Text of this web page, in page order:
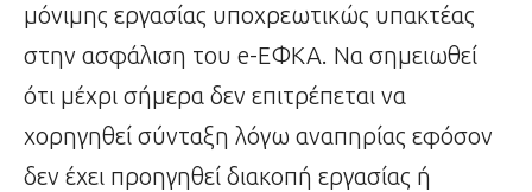
μόνιμης εργασίας υποχρεωτικώς υπακτέας
στην ασφάλιση του e-ΕΦΚΑ. Να σημειωθεί
ότι μέχρι σήμερα δεν επιτρέπεται να
χορηγηθεί σύνταξη λόγω αναπηρίας εφόσον
δεν έχει προηγηθεί διακοπή εργασίας ή